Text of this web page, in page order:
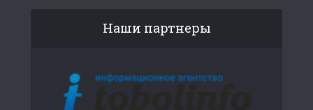
Наши партнеры